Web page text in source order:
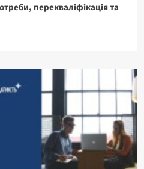
перекваліфікація та